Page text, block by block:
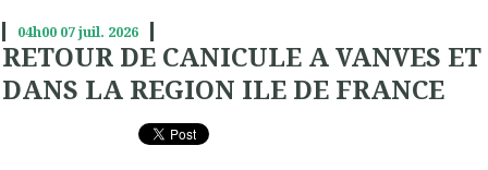
04h00 07juil. 2026
RETOUR DE CANICULE A VANVES ET
DANS LA REGION ILE DE FRANCE